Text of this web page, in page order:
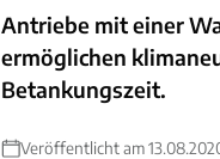
Antriebe mit einer
ermöglichen
Betankungszeit.
Veröffentlicht am